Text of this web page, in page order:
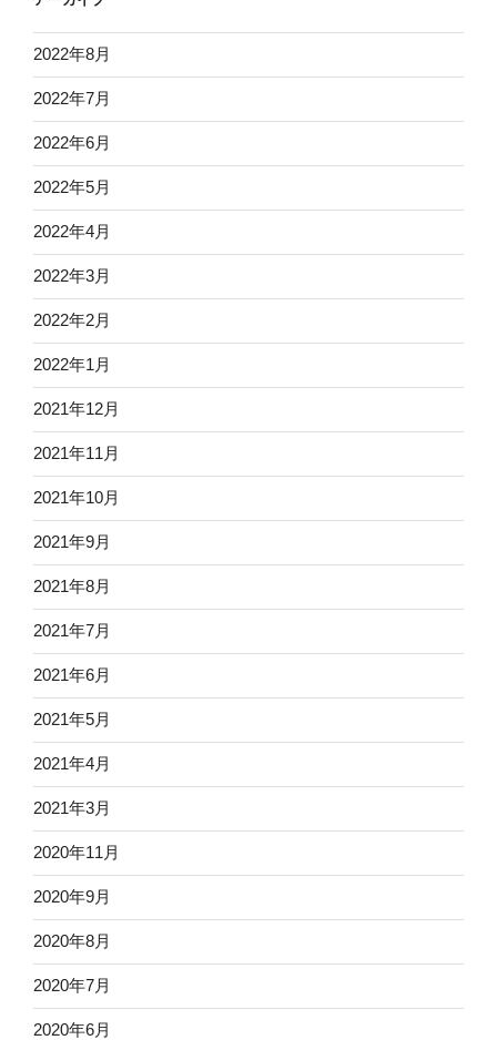
2022年8月
2022年7月
2022年6月
2022年5月
2022年4月
2022年3月
2022年2月
2022年1月
2021年12月
2021年11月
2021年10月
2021年9月
2021年8月
2021年7月
2021年6月
2021年5月
2021年4月
2021年3月
2020年11月
2020年9月
2020年8月
2020年7月
2020年6月